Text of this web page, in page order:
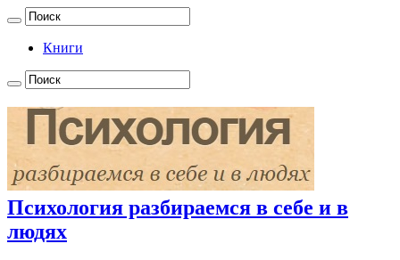
Книги
Психология разбираемся в себе и в
людях